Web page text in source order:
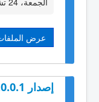
عرض
إصدار 6.0.0.1